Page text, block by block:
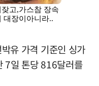
유 가격 기준인 싱가
7일 톤당 816달러를